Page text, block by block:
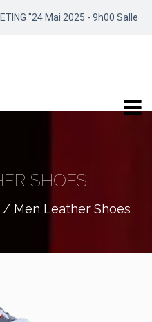
"24 Mai 2025 - 9h00 Salle
SHOES
/ Men Leather Shoes